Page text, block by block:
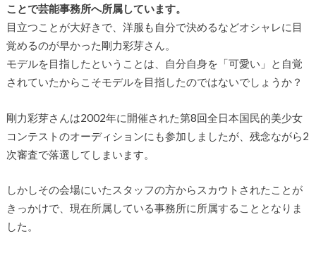
ことで芸能事務所へ所属しています。
目立つことが大好きで、洋服も自分で決めるなどオシャレに目
覚めるのが早かった剛力彩芽さん。
モデルを目指したということは、自分自身を「可愛い」と自覚
されていたからこそモデルを目指したのではないでしょうか？
剛力彩芽さんは2002年に開催された第8回全日本国民的美少女
コンテストのオーディションにも参加しましたが、残念ながら2
次審査で落選してしまいます。
しかしその会場にいたスタッフの方からスカウトされたことが
きっかけで、現在所属している事務所に所属することとなりま
した。